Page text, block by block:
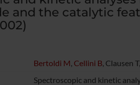
and the catalytic
Bertoldi M, Cellini B, Clausen T,
Spectroscopic and kinetic